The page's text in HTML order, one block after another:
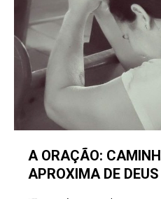
A ORAÇÃO:
APROXIMA DE DEUS